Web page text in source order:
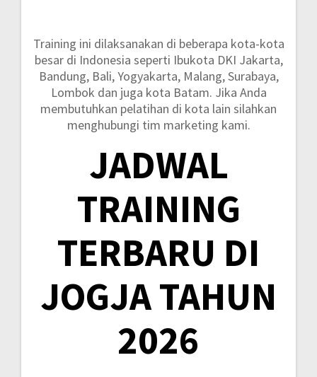
Training ini dilaksanakan di beberapa kota-kota
besar di Indonesia seperti Ibukota DKI Jakarta,
Bandung, Bali, Yogyakarta, Malang, Surabaya,
Lombok dan juga kota Batam. Jika Anda
membutuhkan pelatihan di kota lain silahkan
menghubungi tim marketing kami.
JADWAL
TRAINING
TERBARU DI
JOGJA TAHUN
2026